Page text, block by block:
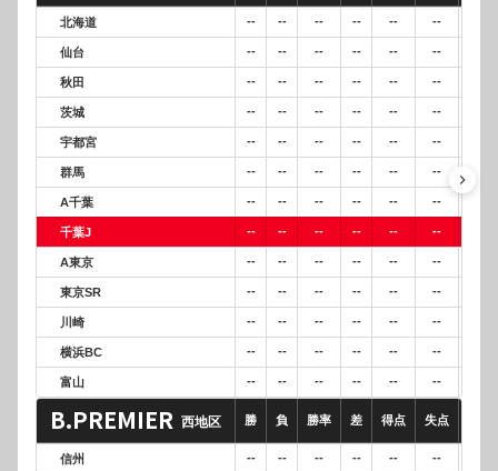
北海道 -- -- -- -- -- --
仙台 -- -- -- -- -- --
秋田 -- -- -- -- -- --
茨城 -- -- -- -- -- --
宇都宮 -- -- -- -- -- --
群馬 -- -- -- -- -- --
A千葉 -- -- -- -- -- --
千葉J -- -- -- -- -- --
A東京 -- -- -- -- -- --
東京SR -- -- -- -- -- --
川崎 -- -- -- -- -- --
横浜BC -- -- -- -- -- --
富山 -- -- -- -- -- --
keyboard_arrow_right
B.PREMIER 西地区 勝 負 勝率 差 得点 失点
信州 -- -- -- -- -- --